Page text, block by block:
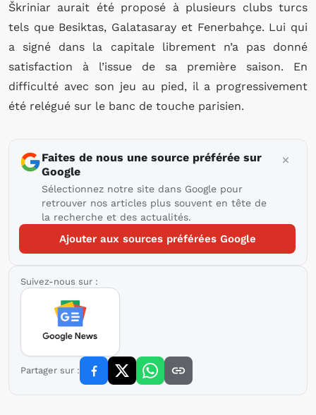
Škriniar aurait été proposé à plusieurs clubs turcs
tels que Besiktas, Galatasaray et Fenerbahçe. Lui qui
a signé dans la capitale librement n’a pas donné
satisfaction à l’issue de sa première saison. En
difficulté avec son jeu au pied, il a progressivement
été relégué sur le banc de touche parisien.
Faites de nous une source préférée sur
Google
Sélectionnez notre site dans Google pour
retrouver nos articles plus souvent en tête de
la recherche et des actualités.
Ajouter aux sources préférées Google
Suivez-nous sur :
Partager sur :